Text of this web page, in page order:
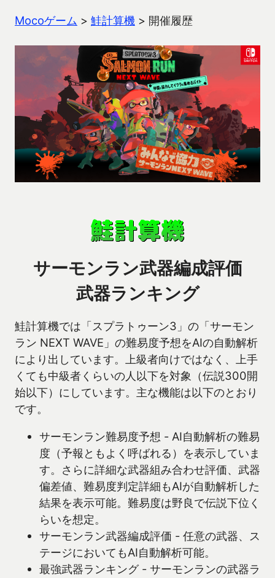
Mocoゲーム > 鮭計算機 > 開催履歴
サーモンラン武器編成評価
武器ランキング
鮭計算機では「スプラトゥーン3」の「サーモン
ラン NEXT WAVE」の難易度予想をAIの自動解析
により出しています。上級者向けではなく、上手
くても中級者くらいの人以下を対象（伝説300開
始以下）にしています。主な機能は以下のとおり
です。
サーモンラン難易度予想 - AI自動解析の難易
度（予報ともよく呼ばれる）を表示していま
す。さらに詳細な武器組み合わせ評価、武器
偏差値、難易度判定詳細もAIが自動解析した
結果を表示可能。難易度は野良で伝説下位く
らいを想定。
サーモンラン武器編成評価 - 任意の武器、ス
テージにおいてもAI自動解析可能。
最強武器ランキング - サーモンランの武器ラ